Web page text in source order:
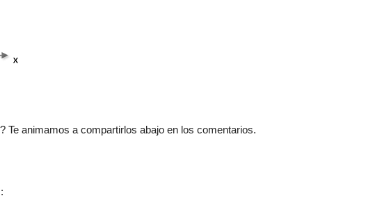
Te animamos a compartirlos abajo en los comentarios.